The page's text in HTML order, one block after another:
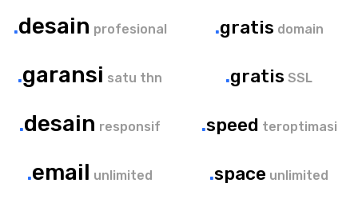
.desain profesional
.garansi satu thn
.desain responsif
.email unlimited
.gratis domain
.gratis SSL
.speed teroptimasi
.space unlimited